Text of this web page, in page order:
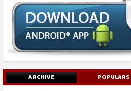
ARCHIVE POPULARS